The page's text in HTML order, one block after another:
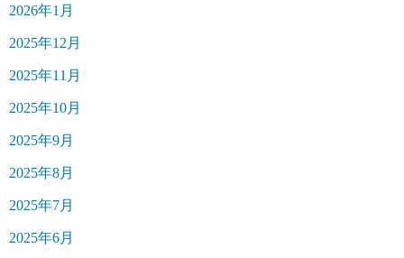
2026年1月
2025年12月
2025年11月
2025年10月
2025年9月
2025年8月
2025年7月
2025年6月